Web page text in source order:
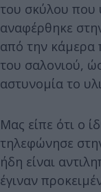
του σκύλου που
αναφέρθηκε
από την κάμερα
του σαλονιού,
αστυνομία το
Μας είπε ότι ο
τηλεφώνησε
ήδη είναι
έγιναν